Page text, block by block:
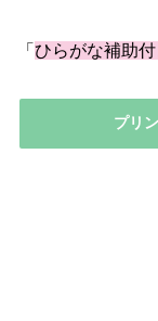
「 ひらがな補助付
プリ